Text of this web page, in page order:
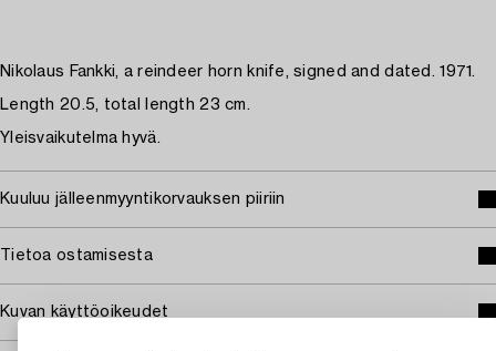
Nikolaus Fankki, a reindeer horn knife, signed and dated. 1971.
Length 20.5, total length 23 cm.
Yleisvaikutelma hyvä.
Kuuluu jälleenmyyntikorvauksen piiriin
Tietoa ostamisesta
Kuvan käyttöoikeudet